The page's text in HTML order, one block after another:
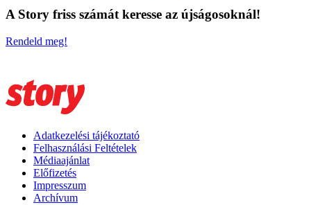
A Story friss számát keresse az újságosoknál!
Rendeld meg!
Adatkezelési tájékoztató
Felhasználási Feltételek
Médiaajánlat
Előfizetés
Impresszum
Archívum